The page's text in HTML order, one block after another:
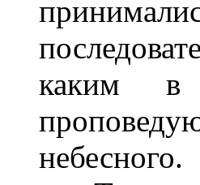
каким в
небесного.